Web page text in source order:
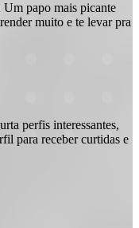
Um papo mais picante
muito e te levar pra
perfis interessantes,
para receber curtidas e